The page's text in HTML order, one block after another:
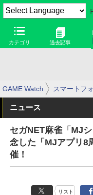
カテゴリ 過去記事
GAME Watch スマートフ
ニュース
セガNET麻雀「MJ
念した「MJアプリ8
催！
リスト